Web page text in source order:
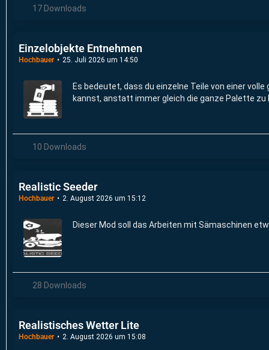
17 Downloads
Einzelobjekte Entnehmen
Hochbauer 25. Juli 2026 um 14:50
Es bedeutet, dass du einzelne Teile von einer
kannst, anstatt immer gleich die ganze Palette zu
10 Downloads
Realistic Seeder
Hochbauer 2. August 2026 um 15:12
Dieser Mod soll das Arbeiten mit Sämaschinen
28 Downloads
Realistisches Wetter Lite
Hochbauer 2. August 2026 um 15:08